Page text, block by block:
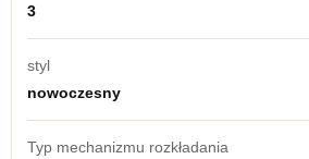
3
styl
nowoczesny
Typ mechanizmu rozkładania